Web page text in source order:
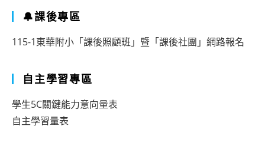
🔔課後專區
115-1東華附小「課後照顧班」暨「課後社團」網路報名
自主學習專區
學生5C關鍵能力意向量表
自主學習量表